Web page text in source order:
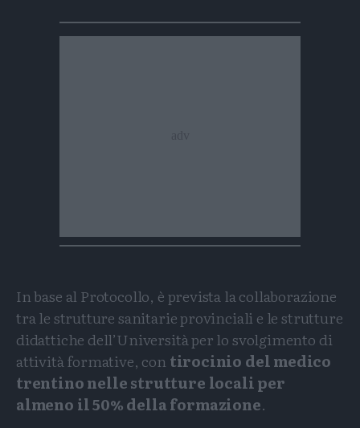
In base al Protocollo, è prevista la collaborazione
tra le strutture sanitarie provinciali e le strutture
didattiche dell’Università per lo svolgimento di
attività formative, con tirocinio del medico
trentino nelle strutture locali per
almeno il 50% della formazione.